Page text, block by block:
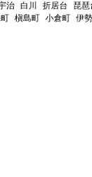
治 白川 折居台 琵琶
槇島町 小倉町 伊